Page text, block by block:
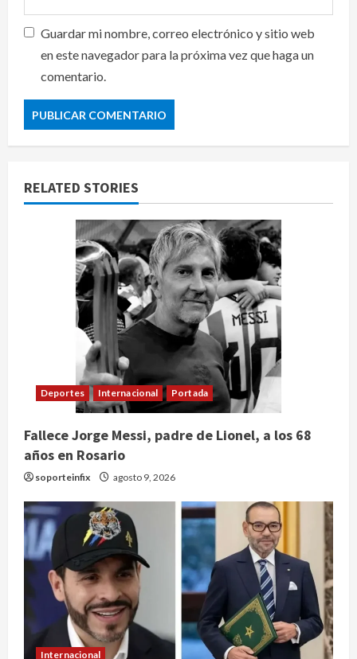
Guardar mi nombre, correo electrónico y sitio web
en este navegador para la próxima vez que haga un
comentario.
RELATED STORIES
Deportes Internacional Portada
Fallece Jorge Messi, padre de Lionel, a los 68
años en Rosario
soporteinfix agosto 9, 2026
Internacional